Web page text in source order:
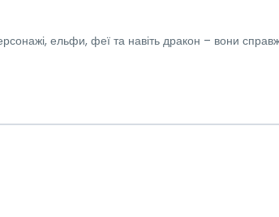
ельфи, феї та навіть дракон – вони